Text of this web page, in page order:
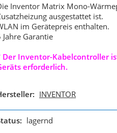
Inventor Matrix Mono-
ausgestattet ist.
im Gerätepreis enthalten.
Jahre Garantie
Der Inventor-Kabelcontroller
erforderlich.
INVENTOR
lagernd